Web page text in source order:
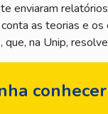
enviaram
as teorias e
na Unip,